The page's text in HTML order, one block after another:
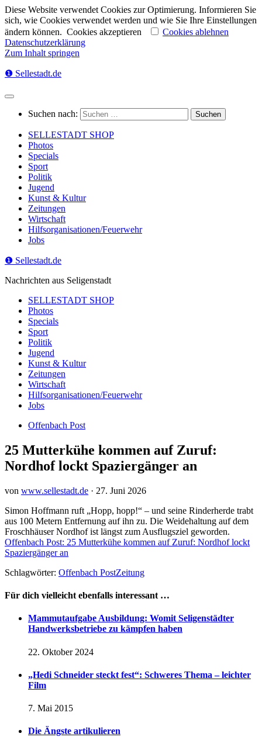
Diese Website verwendet Cookies zur Optimierung. Informieren Sie
sich, wie Cookies verwendet werden und wie Sie Ihre Einstellungen
ändern können. Cookies akzeptieren
Cookies ablehnen
Datenschutzerklärung
Zum Inhalt springen
❶ Sellestadt.de
Suchen nach:
SELLESTADT SHOP
Photos
Specials
Sport
Politik
Jugend
Kunst & Kultur
Zeitungen
Wirtschaft
Hilfsorganisationen/Feuerwehr
Jobs
❶ Sellestadt.de
Nachrichten aus Seligenstadt
SELLESTADT SHOP
Photos
Specials
Sport
Politik
Jugend
Kunst & Kultur
Zeitungen
Wirtschaft
Hilfsorganisationen/Feuerwehr
Jobs
Offenbach Post
25 Mutterkühe kommen auf Zuruf:
Nordhof lockt Spaziergänger an
von www.sellestadt.de · 27. Juni 2026
Simon Hoffmann ruft „Hopp, hopp!“ – und seine Rinderherde trabt
aus 100 Metern Entfernung auf ihn zu. Die Weidehaltung auf dem
Froschhäuser Nordhof ist längst zum Ausflugsziel geworden.
Offenbach Post: 25 Mutterkühe kommen auf Zuruf: Nordhof lockt
Spaziergänger an
Schlagwörter: Offenbach PostZeitung
Für dich vielleicht ebenfalls interessant …
Mammutaufgabe Ausbildung: Womit Seligenstädter
Handwerksbetriebe zu kämpfen haben
22. Oktober 2024
„Hedi Schneider steckt fest“: Schweres Thema – leichter
Film
7. Mai 2015
Die Ängste artikulieren